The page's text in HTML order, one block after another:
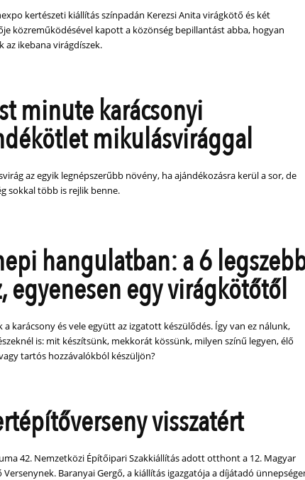
kertészeti kiállítás színpadán Kerezsi Anita virágkötő és két
közreműködésével kapott a közönség bepillantást abba, hogyan
az ikebana virágdíszek.
minute karácsonyi
mikulásvirággal
az egyik legnépszerűbb növény, ha ajándékozásra kerül a sor, de
sokkal több is rejlik benne.
hangulatban: a 6
egyenesen egy virágkötőtől
a karácsony és vele együtt az izgatott készülődés. Így van ez nálunk,
is: mit készítsünk, mekkorát kössünk, milyen színű legyen, élő
tartós hozzávalókból készüljön?
visszatért
42. Nemzetközi Építőipari Szakkiállítás adott otthont a 12. Magyar
Versenynek. Baranyai Gergő, a kiállítás igazgatója a díjátadó